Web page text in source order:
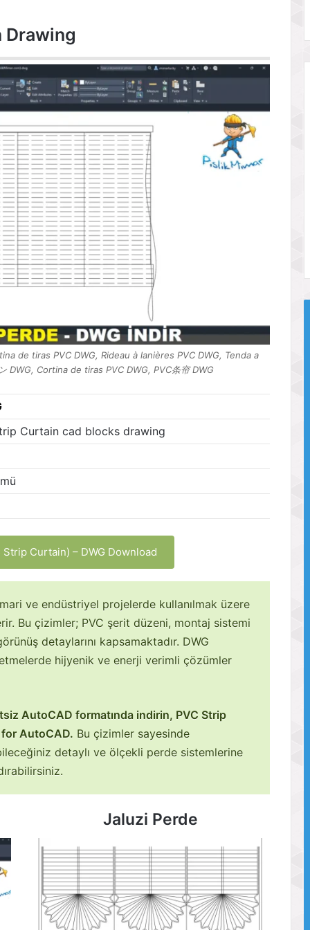
Drawing
de tiras PVC DWG, Rideau à lanières PVC DWG, Tenda a
DWG, Cortina de tiras PVC DWG, PVC条帘 DWG
Curtain cad blocks drawing
Curtain) – DWG Download
ve endüstriyel projelerde kullanılmak üzere
Bu çizimler; PVC şerit düzeni, montaj sistemi
detaylarını kapsamaktadır. DWG
hijyenik ve enerji verimli çözümler
AutoCAD formatında indirin, PVC Strip
AutoCAD. Bu çizimler sayesinde
detaylı ve ölçekli perde sistemlerine
Jaluzi Perde